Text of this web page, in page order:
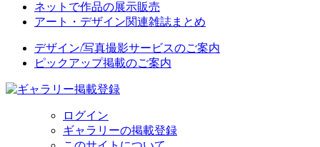
ネットで作品の展示販売
アート・デザイン関連雑誌まとめ
デザイン/写真撮影サービスのご案内
ピックアップ掲載のご案内
ログイン
ギャラリーの掲載登録